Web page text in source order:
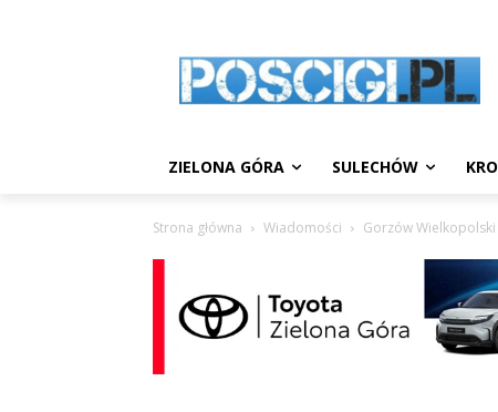
ZIELONA GÓRA SULECHÓW
Strona główna Wiadomości Gorzów Wielkopolski